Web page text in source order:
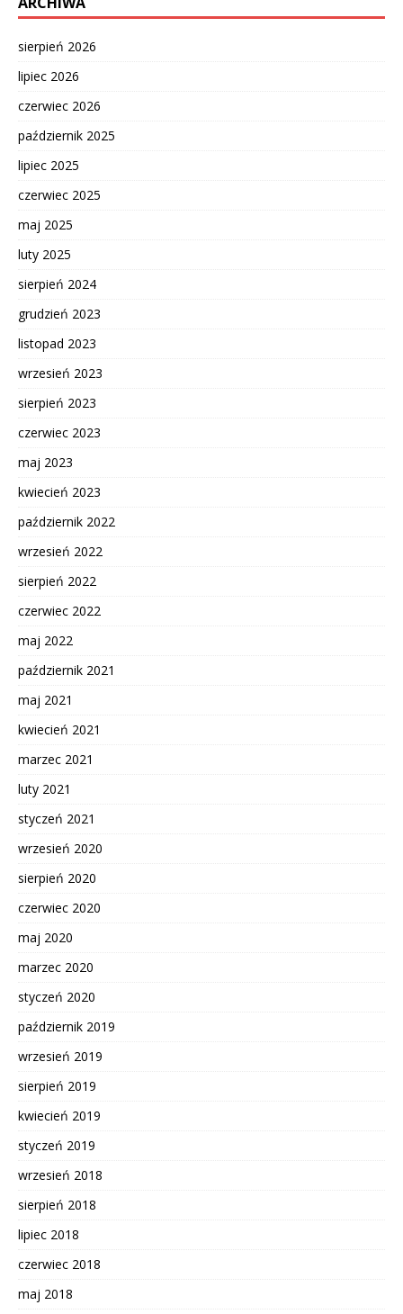
sierpień 2026
lipiec 2026
czerwiec 2026
październik 2025
lipiec 2025
czerwiec 2025
maj 2025
luty 2025
sierpień 2024
grudzień 2023
listopad 2023
wrzesień 2023
sierpień 2023
czerwiec 2023
maj 2023
kwiecień 2023
październik 2022
wrzesień 2022
sierpień 2022
czerwiec 2022
maj 2022
październik 2021
maj 2021
kwiecień 2021
marzec 2021
luty 2021
styczeń 2021
wrzesień 2020
sierpień 2020
czerwiec 2020
maj 2020
marzec 2020
styczeń 2020
październik 2019
wrzesień 2019
sierpień 2019
kwiecień 2019
styczeń 2019
wrzesień 2018
sierpień 2018
lipiec 2018
czerwiec 2018
maj 2018